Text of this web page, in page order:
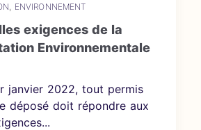
ENVIRONNEMENT
exigences de la
Environnementale
janvier 2022, tout permis
déposé doit répondre aux